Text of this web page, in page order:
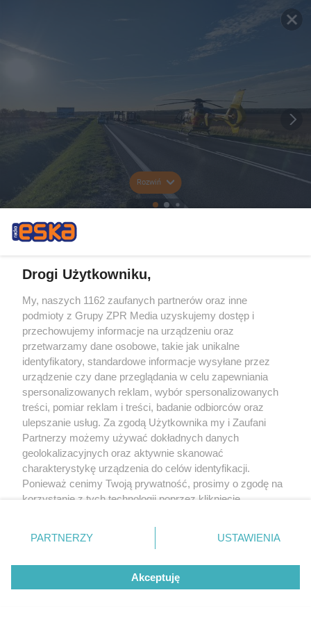
Rozwiń
Drogi Użytkowniku,
My, naszych 1162 zaufanych partnerów oraz inne
podmioty z Grupy ZPR Media uzyskujemy dostęp i
przechowujemy informacje na urządzeniu oraz
przetwarzamy dane osobowe, takie jak unikalne
identyfikatory, standardowe informacje wysyłane przez
urządzenie czy dane przeglądania w celu zapewniania
spersonalizowanych reklam, wybór spersonalizowanych
treści, pomiar reklam i treści, badanie odbiorców oraz
ulepszanie usług. Za zgodą Użytkownika my i Zaufani
Partnerzy możemy używać dokładnych danych
geolokalizacyjnych oraz aktywnie skanować
charakterystykę urządzenia do celów identyfikacji.
Ponieważ cenimy Twoją prywatność, prosimy o zgodę na
korzystanie z tych technologii poprzez kliknięcie
zmienić/wycofać klikając przycisk ustawień prywatności
znajdujący się w lewym dolnym rogu strony
rodzaje przetwarzania danych nie wymagają zgody
użytkownika, ale masz prawo sprzeciwić się takiemu
przetwarzaniu. Preferencje będą miały zastosowanie tylko
PARTNERZY USTAWIENIA
Akceptuję